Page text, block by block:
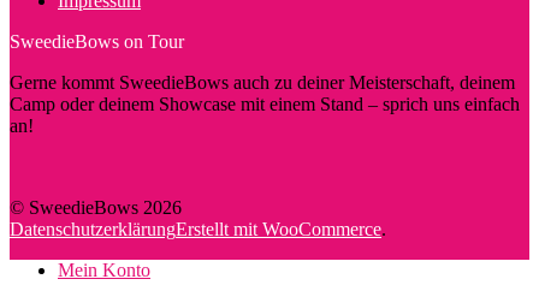
SweedieBows on Tour
Gerne kommt SweedieBows auch zu deiner Meisterschaft, deinem
Camp oder deinem Showcase mit einem Stand – sprich uns einfach
an!
© SweedieBows 2026
DatenschutzerklärungErstellt mit WooCommerce.
Mein Konto